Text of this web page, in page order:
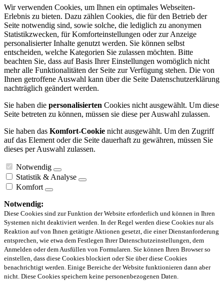
Wir verwenden Cookies, um Ihnen ein optimales Webseiten-
Erlebnis zu bieten. Dazu zählen Cookies, die für den Betrieb der
Seite notwendig sind, sowie solche, die lediglich zu anonymen
Statistikzwecken, für Komforteinstellungen oder zur Anzeige
personalisierter Inhalte genutzt werden. Sie können selbst
entscheiden, welche Kategorien Sie zulassen möchten. Bitte
beachten Sie, dass auf Basis Ihrer Einstellungen womöglich nicht
mehr alle Funktionalitäten der Seite zur Verfügung stehen. Die von
Ihnen getroffene Auswahl kann über die Seite Datenschutzerklärung
nachträglich geändert werden.
Sie haben die personalisierten Cookies nicht ausgewählt. Um diese
Seite betreten zu können, müssen sie diese per Auswahl zulassen.
Sie haben das Komfort-Cookie nicht ausgewählt. Um den Zugriff
auf das Element oder die Seite dauerhaft zu gewähren, müssen Sie
dieses per Auswahl zulassen.
Notwendig
Statistik & Analyse
Komfort
Notwendig:
Diese Cookies sind zur Funktion der Website erforderlich und können in Ihren
Systemen nicht deaktiviert werden. In der Regel werden diese Cookies nur als
Reaktion auf von Ihnen getätigte Aktionen gesetzt, die einer Dienstanforderung
entsprechen, wie etwa dem Festlegen Ihrer Datenschutzeinstellungen, dem
Anmelden oder dem Ausfüllen von Formularen. Sie können Ihren Browser so
einstellen, dass diese Cookies blockiert oder Sie über diese Cookies
benachrichtigt werden. Einige Bereiche der Website funktionieren dann aber
nicht. Diese Cookies speichern keine personenbezogenen Daten.